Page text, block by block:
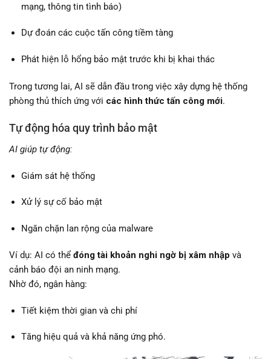
mạng, thông tin tình báo)
Dự đoán các cuộc tấn công tiềm tàng
Phát hiện lỗ hổng bảo mật trước khi bị khai thác
Trong tương lai, AI sẽ dẫn đầu trong việc xây dựng hệ thống
phòng thủ thích ứng với các hình thức tấn công mới.
Tự động hóa quy trình bảo mật
AI giúp tự động:
Giám sát hệ thống
Xử lý sự cố bảo mật
Ngăn chặn lan rộng của malware
Ví dụ: AI có thể đóng tài khoản nghi ngờ bị xâm nhập và
cảnh báo đội an ninh mạng.
Nhờ đó, ngân hàng:
Tiết kiệm thời gian và chi phí
Tăng hiệu quả và khả năng ứng phó.